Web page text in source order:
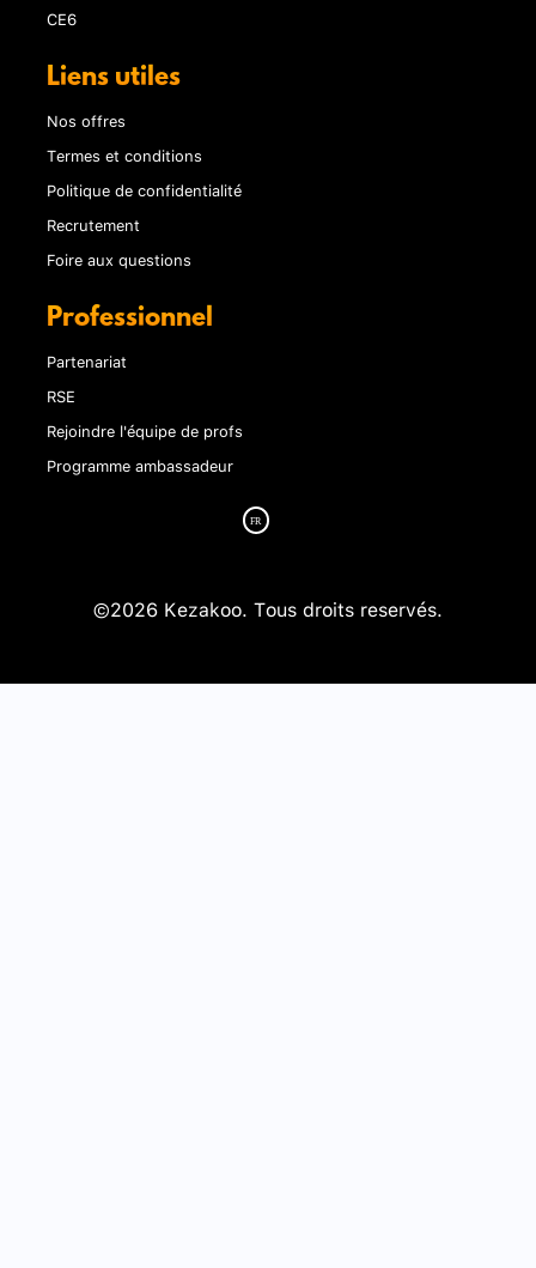
CE6
Liens utiles
Nos offres
Termes et conditions
Politique de confidentialité
Recrutement
Foire aux questions
Professionnel
Partenariat
RSE
Rejoindre l'équipe de profs
Programme ambassadeur
©2026 Kezakoo. Tous droits reservés.